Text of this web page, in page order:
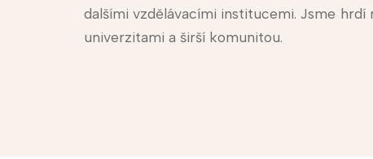
dalšími vzdělávacími institucemi. Jsme
univerzitami a širší komunitou.